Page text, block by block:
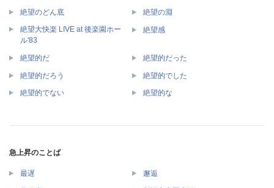
絶望のどん底
絶望の淵
絶望大快楽 LIVE at 後楽園ホー
ル'83
絶望感
絶望的だ 絶望的だった
絶望的だろう 絶望的でした
絶望的でない 絶望的な
急上昇のことば
最遅 邂逅